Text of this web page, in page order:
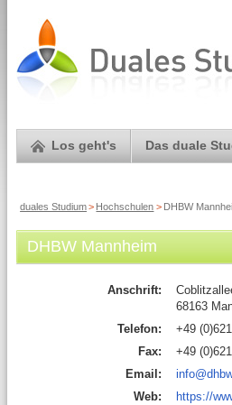
Los geht's Das duale
duales Studium> Hochschulen > DHBW
DHBW Mannheim
Anschrift:
68163
Telefon:
+49
Fax:
+49
Email:
Web:
https://